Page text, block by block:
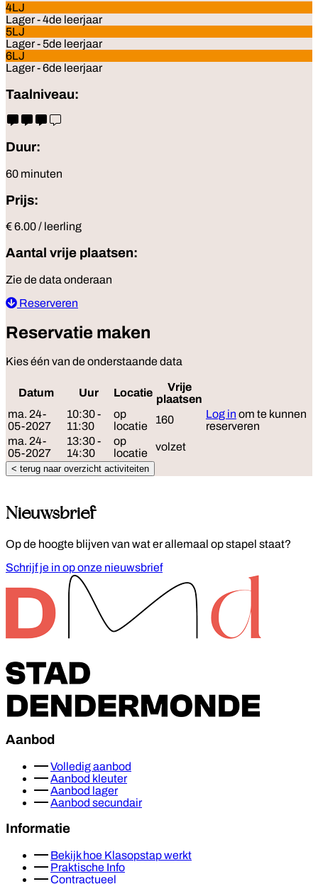
4LJ
Lager - 4de leerjaar
5LJ
Lager - 5de leerjaar
6LJ
Lager - 6de leerjaar
Taalniveau:
Duur:
60 minuten
Prijs:
€ 6.00 / leerling
Aantal vrije plaatsen:
Zie de data onderaan
Reserveren
Reservatie maken
Kies één van de onderstaande data
Datum Uur Locatie
Vrije
plaatsen
ma. 24-
05-2027
10:30 -
11:30
op
locatie
160 Log in om te kunnen
reserveren
ma. 24-
05-2027
13:30 -
14:30
op
locatie
volzet
< terug naar overzicht activiteiten
Nieuwsbrief
Op de hoogte blijven van wat er allemaal op stapel staat?
Schrijf je in op onze nieuwsbrief
Aanbod
Volledig aanbod
Aanbod kleuter
Aanbod lager
Aanbod secundair
Informatie
Bekijk hoe Klasopstap werkt
Praktische Info
Contractueel